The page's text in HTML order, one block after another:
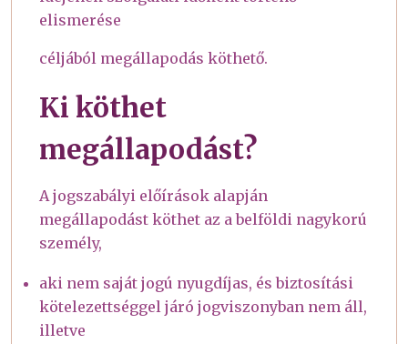
elismerése
céljából megállapodás köthető.
Ki köthet
megállapodást?
A jogszabályi előírások alapján
megállapodást köthet az a belföldi nagykorú
személy,
aki nem saját jogú nyugdíjas, és biztosítási
kötelezettséggel járó jogviszonyban nem áll,
illetve